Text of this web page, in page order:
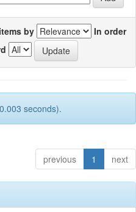
by
In order
seconds).
previous 1 next